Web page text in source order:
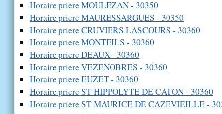
Horaire priere MOULEZAN - 30350
Horaire priere MAURESSARGUES - 30350
Horaire priere CRUVIERS LASCOURS - 30360
Horaire priere MONTEILS - 30360
Horaire priere DEAUX - 30360
Horaire priere VEZENOBRES - 30360
Horaire priere EUZET - 30360
Horaire priere ST HIPPOLYTE DE CATON - 30360
Horaire priere ST MAURICE DE CAZEVIEILLE -